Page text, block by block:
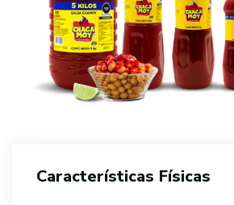
Características Físicas